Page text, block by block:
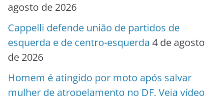
agosto de 2026
Cappelli defende união de partidos de
esquerda e de centro-esquerda 4 de agosto
de 2026
Homem é atingido por moto após salvar
mulher de atropelamento no DF. Veja vídeo